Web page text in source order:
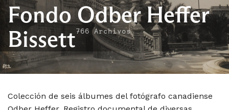
Fondo Odber Heffer
Bissett766 Archivos
Colección de seis álbumes del fotógrafo canadiense